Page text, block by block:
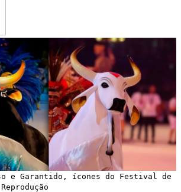
e Garantido, ícones do Festival de